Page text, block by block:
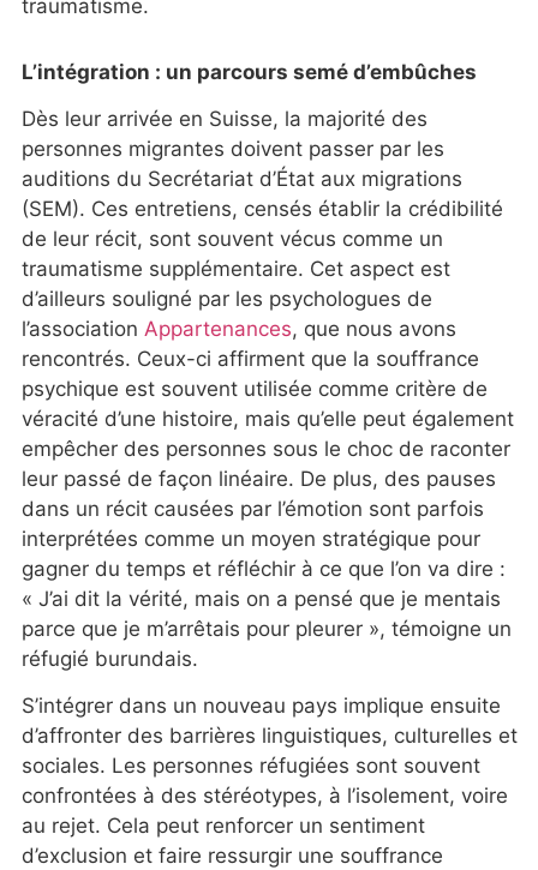
traumatisme.
L’intégration : un parcours semé d’embûches
Dès leur arrivée en Suisse, la majorité des
personnes migrantes doivent passer par les
auditions du Secrétariat d’État aux migrations
(SEM). Ces entretiens, censés établir la crédibilité
de leur récit, sont souvent vécus comme un
traumatisme supplémentaire. Cet aspect est
d’ailleurs souligné par les psychologues de
l’association Appartenances, que nous avons
rencontrés. Ceux-ci affirment que la souffrance
psychique est souvent utilisée comme critère de
véracité d’une histoire, mais qu’elle peut également
empêcher des personnes sous le choc de raconter
leur passé de façon linéaire. De plus, des pauses
dans un récit causées par l’émotion sont parfois
interprétées comme un moyen stratégique pour
gagner du temps et réfléchir à ce que l’on va dire :
« J’ai dit la vérité, mais on a pensé que je mentais
parce que je m’arrêtais pour pleurer », témoigne un
réfugié burundais.
S’intégrer dans un nouveau pays implique ensuite
d’affronter des barrières linguistiques, culturelles et
sociales. Les personnes réfugiées sont souvent
confrontées à des stéréotypes, à l’isolement, voire
au rejet. Cela peut renforcer un sentiment
d’exclusion et faire ressurgir une souffrance